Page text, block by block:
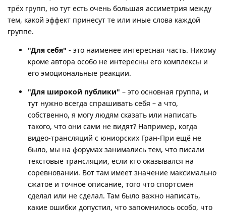
трёх групп, но тут есть очень большая ассиметрия между
тем, какой эффект принесут те или иные слова каждой
группе.
"Для себя" - это наименее интересная часть. Никому
кроме автора особо не интересны его комплексы и
его эмоциональные реакции.
"Для широкой публики" – это основная группа, и
тут нужно всегда спрашивать себя – а что,
собственно, я могу людям сказать или написать
такого, что они сами не видят? Например, когда
видео-трансляций с юниорских Гран-При ещё не
было, мы на форумах занимались тем, что писали
текстовые трансляции, если кто оказывался на
соревновании. Вот там имеет значение максимально
сжатое и точное описание, того что спортсмен
сделал или не сделал. Там было важно написать,
какие ошибки допустил, что запомнилось особо, что